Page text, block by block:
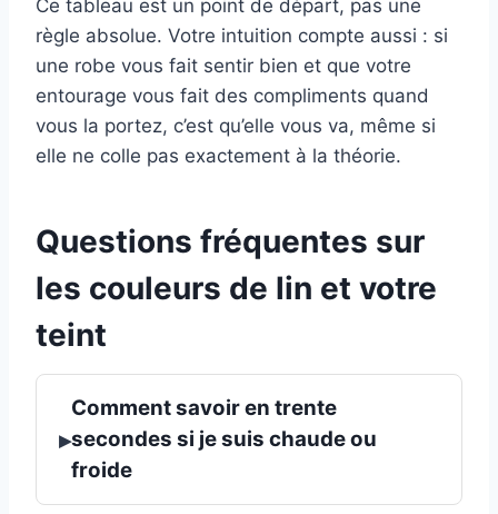
Ce tableau est un point de départ, pas une
règle absolue. Votre intuition compte aussi : si
une robe vous fait sentir bien et que votre
entourage vous fait des compliments quand
vous la portez, c’est qu’elle vous va, même si
elle ne colle pas exactement à la théorie.
Questions fréquentes sur
les couleurs de lin et votre
teint
▸
Comment savoir en trente
secondes si je suis chaude ou
froide